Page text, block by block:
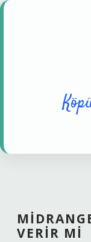
VERIR MI